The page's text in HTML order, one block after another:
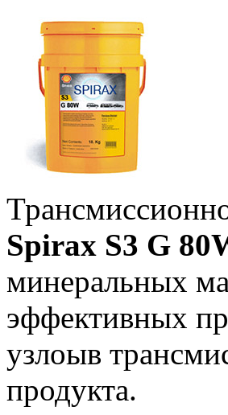
Spirax S3 G
минеральных
эффективных
узлоыв
продукта.